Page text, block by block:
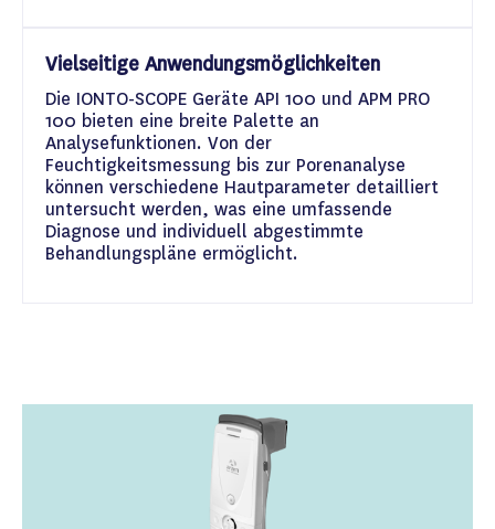
Vielseitige Anwendungsmöglichkeiten
Die IONTO-SCOPE Geräte API 100 und APM PRO
100 bieten eine breite Palette an
Analysefunktionen. Von der
Feuchtigkeitsmessung bis zur Porenanalyse
können verschiedene Hautparameter detailliert
untersucht werden, was eine umfassende
Diagnose und individuell abgestimmte
Behandlungspläne ermöglicht.